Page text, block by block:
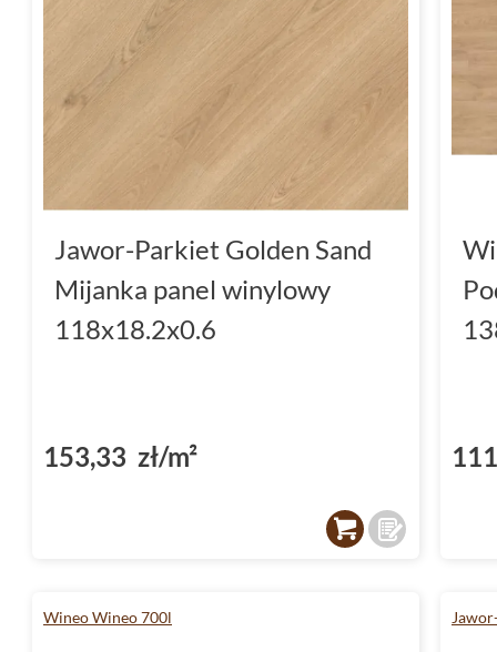
Jawor-Parkiet Golden Sand
Mijanka panel winylowy
118x18.2x0.6
153,33 zł/m²
Wineo Wineo 700l